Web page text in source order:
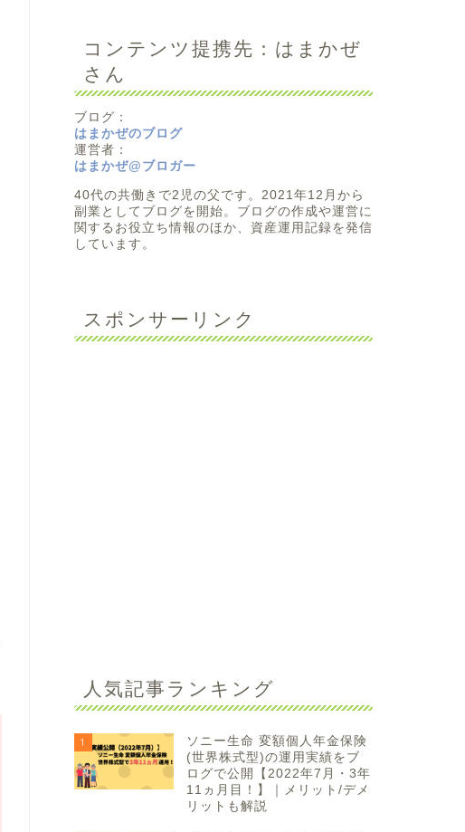
コンテンツ提携先：はまかぜ
さん
ブログ：
はまかぜのブログ
運営者：
はまかぜ@ブロガー
40代の共働きで2児の父です。2021年12月から
副業としてブログを開始。ブログの作成や運営に
関するお役立ち情報のほか、資産運用記録を発信
しています。
スポンサーリンク
人気記事ランキング
1
ソニー生命 変額個人年金保険
(世界株式型)の運用実績をブ
ログで公開【2022年7月・3年
11ヵ月目！】｜メリット/デメ
リットも解説